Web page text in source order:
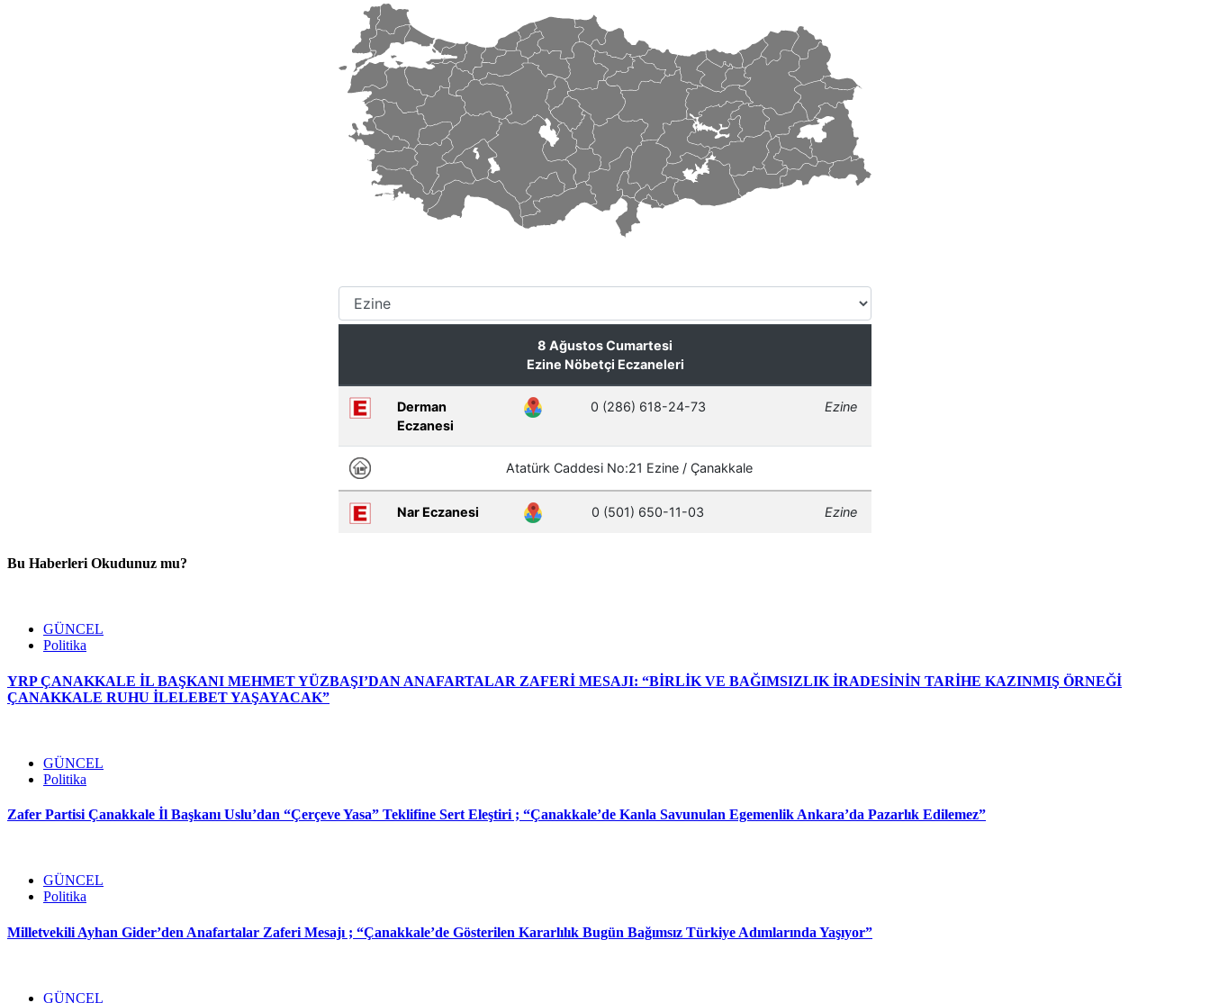
Bu Haberleri Okudunuz mu?
GÜNCEL
Politika
YRP ÇANAKKALE İL BAŞKANI MEHMET YÜZBAŞI’DAN ANAFARTALAR ZAFERİ MESAJI: “BİRLİK VE BAĞIMSIZLIK İRADESİNİN TARİHE KAZINMIŞ ÖRNEĞİ
ÇANAKKALE RUHU İLELEBET YAŞAYACAK”
GÜNCEL
Politika
Zafer Partisi Çanakkale İl Başkanı Uslu’dan “Çerçeve Yasa” Teklifine Sert Eleştiri ; “Çanakkale’de Kanla Savunulan Egemenlik Ankara’da Pazarlık Edilemez”
GÜNCEL
Politika
Milletvekili Ayhan Gider’den Anafartalar Zaferi Mesajı ; “Çanakkale’de Gösterilen Kararlılık Bugün Bağımsız Türkiye Adımlarında Yaşıyor”
GÜNCEL